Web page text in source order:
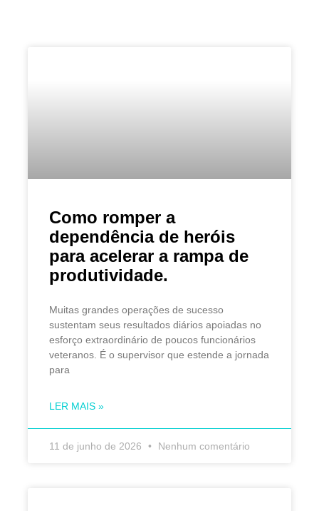
Como romper a
dependência de heróis
para acelerar a rampa de
produtividade.
Muitas grandes operações de sucesso
sustentam seus resultados diários apoiadas no
esforço extraordinário de poucos funcionários
veteranos. É o supervisor que estende a jornada
para
LER MAIS »
11 de junho de 2026 Nenhum comentário